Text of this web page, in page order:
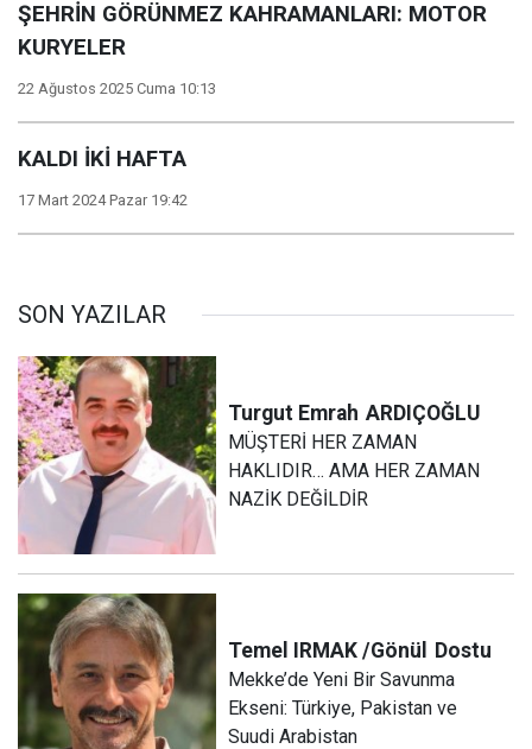
ŞEHRİN GÖRÜNMEZ KAHRAMANLARI: MOTOR
KURYELER
22 Ağustos 2025 Cuma 10:13
KALDI İKİ HAFTA
17 Mart 2024 Pazar 19:42
SON YAZILAR
Turgut Emrah ARDIÇOĞLU
MÜŞTERİ HER ZAMAN
HAKLIDIR… AMA HER ZAMAN
NAZİK DEĞİLDİR
Temel IRMAK /Gönül Dostu
Mekke’de Yeni Bir Savunma
Ekseni: Türkiye, Pakistan ve
Suudi Arabistan